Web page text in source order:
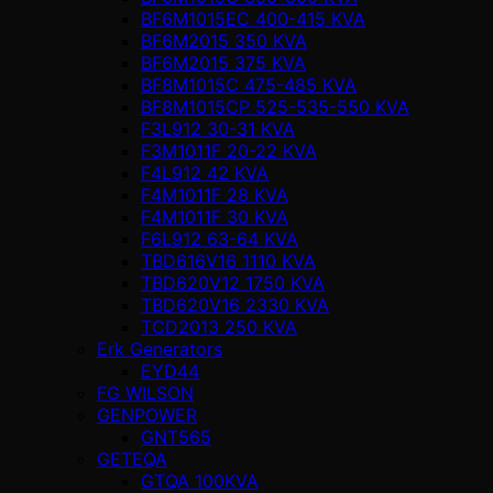
BF6M1015EC 400-415 KVA
BF6M2015 350 KVA
BF6M2015 375 KVA
BF8M1015C 475-485 KVA
BF8M1015CP 525-535-550 KVA
F3L912 30-31 KVA
F3M1011F 20-22 KVA
F4L912 42 KVA
F4M1011F 28 KVA
F4M1011F 30 KVA
F6L912 63-64 KVA
TBD616V16 1110 KVA
TBD620V12 1750 KVA
TBD620V16 2330 KVA
TCD2013 250 KVA
Erk Generators
EYD44
FG WILSON
GENPOWER
GNT565
GETEQA
GTQA 100KVA